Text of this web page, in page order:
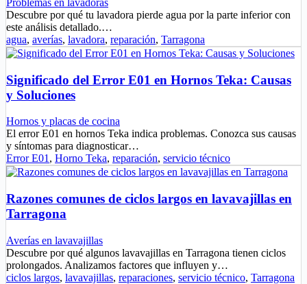
Problemas en lavadoras
Descubre por qué tu lavadora pierde agua por la parte inferior con
este análisis detallado.…
agua, averías, lavadora, reparación, Tarragona
Significado del Error E01 en Hornos Teka: Causas
y Soluciones
Hornos y placas de cocina
El error E01 en hornos Teka indica problemas. Conozca sus causas
y síntomas para diagnosticar…
Error E01 , Horno Teka, reparación, servicio técnico
Razones comunes de ciclos largos en lavavajillas en
Tarragona
Averías en lavavajillas
Descubre por qué algunos lavavajillas en Tarragona tienen ciclos
prolongados. Analizamos factores que influyen y…
ciclos largos, lavavajillas, reparaciones, servicio técnico, Tarragona